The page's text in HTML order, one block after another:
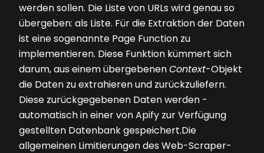
werden sollen. Die Liste von URLs wird genau so
übergeben: als Liste. Für die Extraktion der Daten
ist eine sogenannte Page Function zu
implementieren. Diese Funktion kümmert sich
darum, aus einem übergebenenContext-Objekt
die Daten zu extrahieren und zurückzuliefern.
Diese zurückgegebenen Daten werden ­
automatisch in einer von Apify zur Verfügung
gestellten Datenbank gespeichert.Die
allgemeinen Limitierungen des Web-Scraper-